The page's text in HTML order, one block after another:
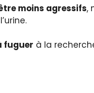
moins agressifs,
fuguer à la